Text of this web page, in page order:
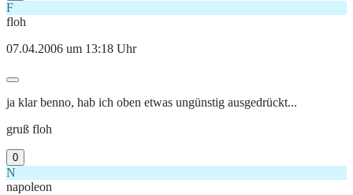
F
floh
07.04.2006 um 13:18 Uhr
ja klar benno, hab ich oben etwas ungünstig ausgedrückt...
gruß floh
0
N
napoleon